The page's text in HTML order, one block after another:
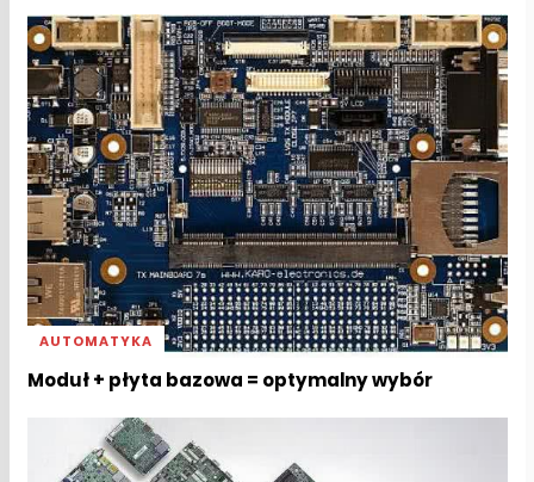
AUTOMATYKA
Moduł + płyta bazowa = optymalny wybór